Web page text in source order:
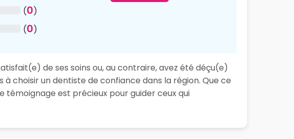
(0)
(0)
de ses soins ou, au contraire, avez été déçu(e)
choisir un dentiste de confiance dans la région. Que ce
est précieux pour guider ceux qui